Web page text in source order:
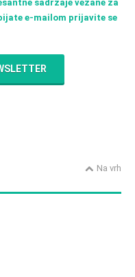
sadržaje vezane za
e-mailom prijavite se
Na vrh